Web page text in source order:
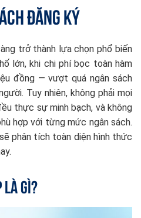
ĐĂNG KÝ
trở thành lựa chọn phổ biến
lớn, khi chi phí bọc toàn hàm
đồng — vượt quá ngân sách
Tuy nhiên, không phải mọi
thực sự minh bạch, và không
hợp với từng mức ngân sách.
phân tích toàn diện hình thức
Gì?